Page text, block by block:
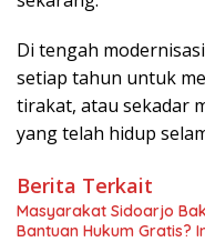
Di tengah
setiap tahun untuk
tirakat, atau sekadar
yang telah hidup
Berita Terkait
Masyarakat Sidoarjo
Bantuan Hukum Gratis?